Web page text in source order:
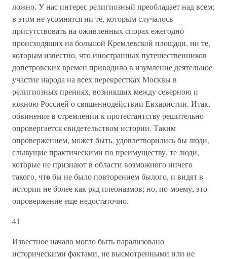
ложно. У нас интерес религиозный преобладает над всем;
в этом не усомнятся ни те, которым случалось
присутствовать на оживленных спорах ежегодно
происходящих на большой Кремлевской площади, ни те,
которым известно, что иностранных путешественников
допетровских времен приводило в изумление деятельное
участие народа на всех перекрестках Москвы в
религиозных прениях, возникших между северною и
южною Россией о священнодействии Евхаристии. Итак,
обвинение в стремлении к протестантству решительно
опровергается свидетельством истории. Таким
опровержением, может быть, удовлетворились бы люди,
слывущие практическими по преимуществу, те люди,
которые не признают в области возможного ничего
такого, чтобы не было повторением былого, и видят в
истории не более как ряд плеоназмов; но, по-моему, это
опровержение еще недостаточно.
41
Известное начало могло быть парализовано
историческими фактами, не высмотренными или не